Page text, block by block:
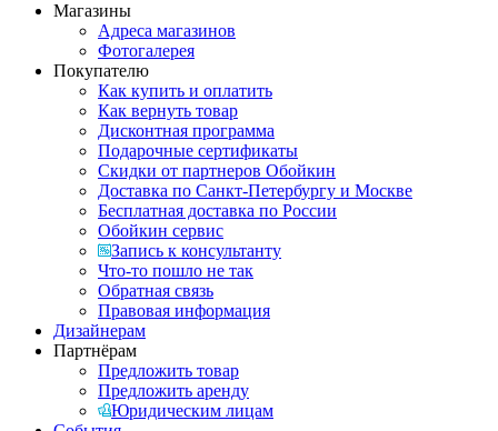
Магазины
Адреса магазинов
Фотогалерея
Покупателю
Как купить и оплатить
Как вернуть товар
Дисконтная программа
Подарочные сертификаты
Скидки от партнеров Обойкин
Доставка по Санкт-Петербургу и Москве
Бесплатная доставка по России
Обойкин сервис
Запись к консультанту
Что-то пошло не так
Обратная связь
Правовая информация
Дизайнерам
Партнёрам
Предложить товар
Предложить аренду
Юридическим лицам